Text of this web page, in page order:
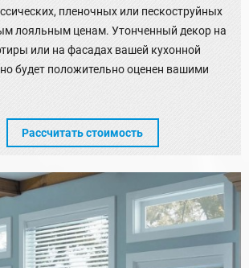
пленочных или пескоструйных
лояльным ценам. Утонченный декор на
или на фасадах вашей кухонной
будет положительно оценен вашими
Рассчитать стоимость